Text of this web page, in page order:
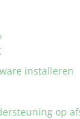
installeren
op